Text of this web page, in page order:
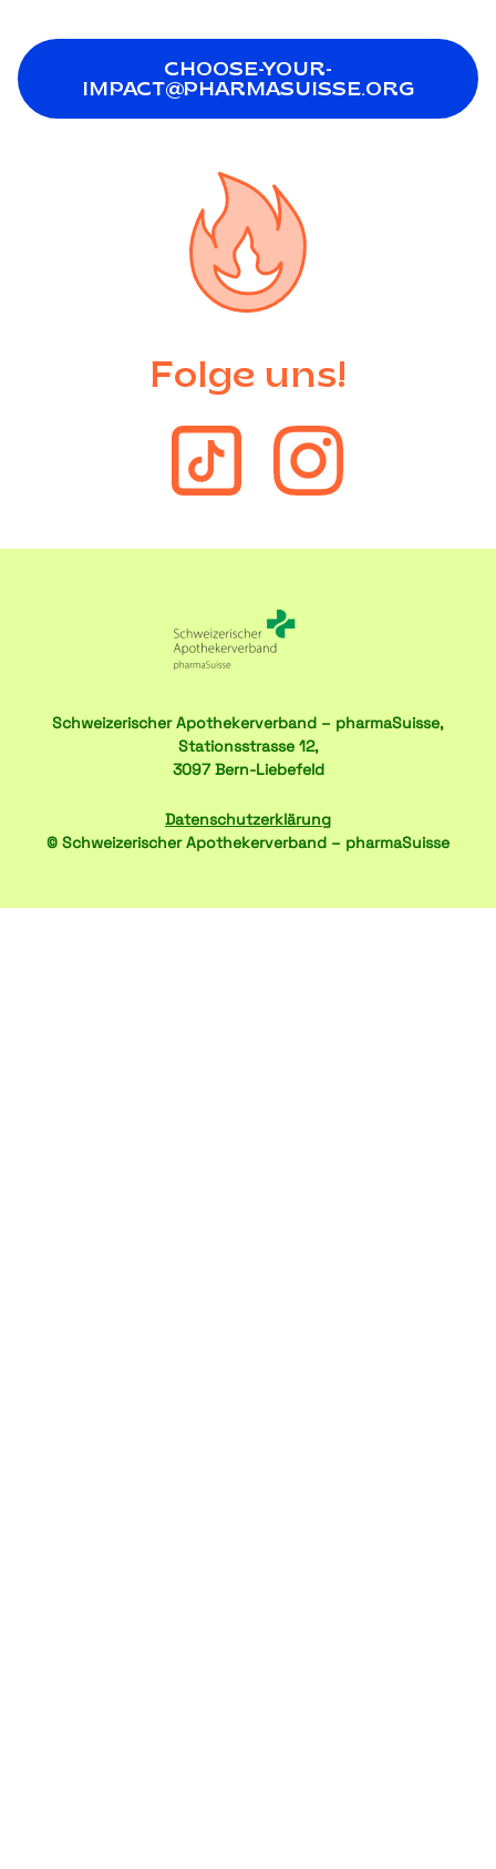
CHOOSE-YOUR-
IMPACT@PHARMASUISSE.ORG
Folge uns!
Schweizerischer Apothekerverband – pharmaSuisse,
Stationsstrasse 12,
3097 Bern-Liebefeld
Datenschutzerklärung
© Schweizerischer Apothekerverband – pharmaSuisse